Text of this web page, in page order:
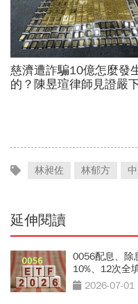
慈濟遭詐騙10億怎麼發
的？陳昱瑄律師見證嚴
林昶佐 林郁方
延伸閱讀
0056配息、除
10%、12次全
2026-07-01